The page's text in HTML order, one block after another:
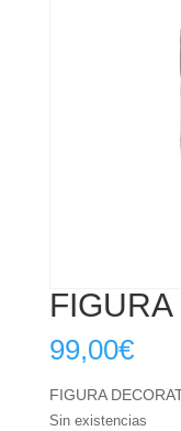
99,00€
FIGURA
Sin existencias